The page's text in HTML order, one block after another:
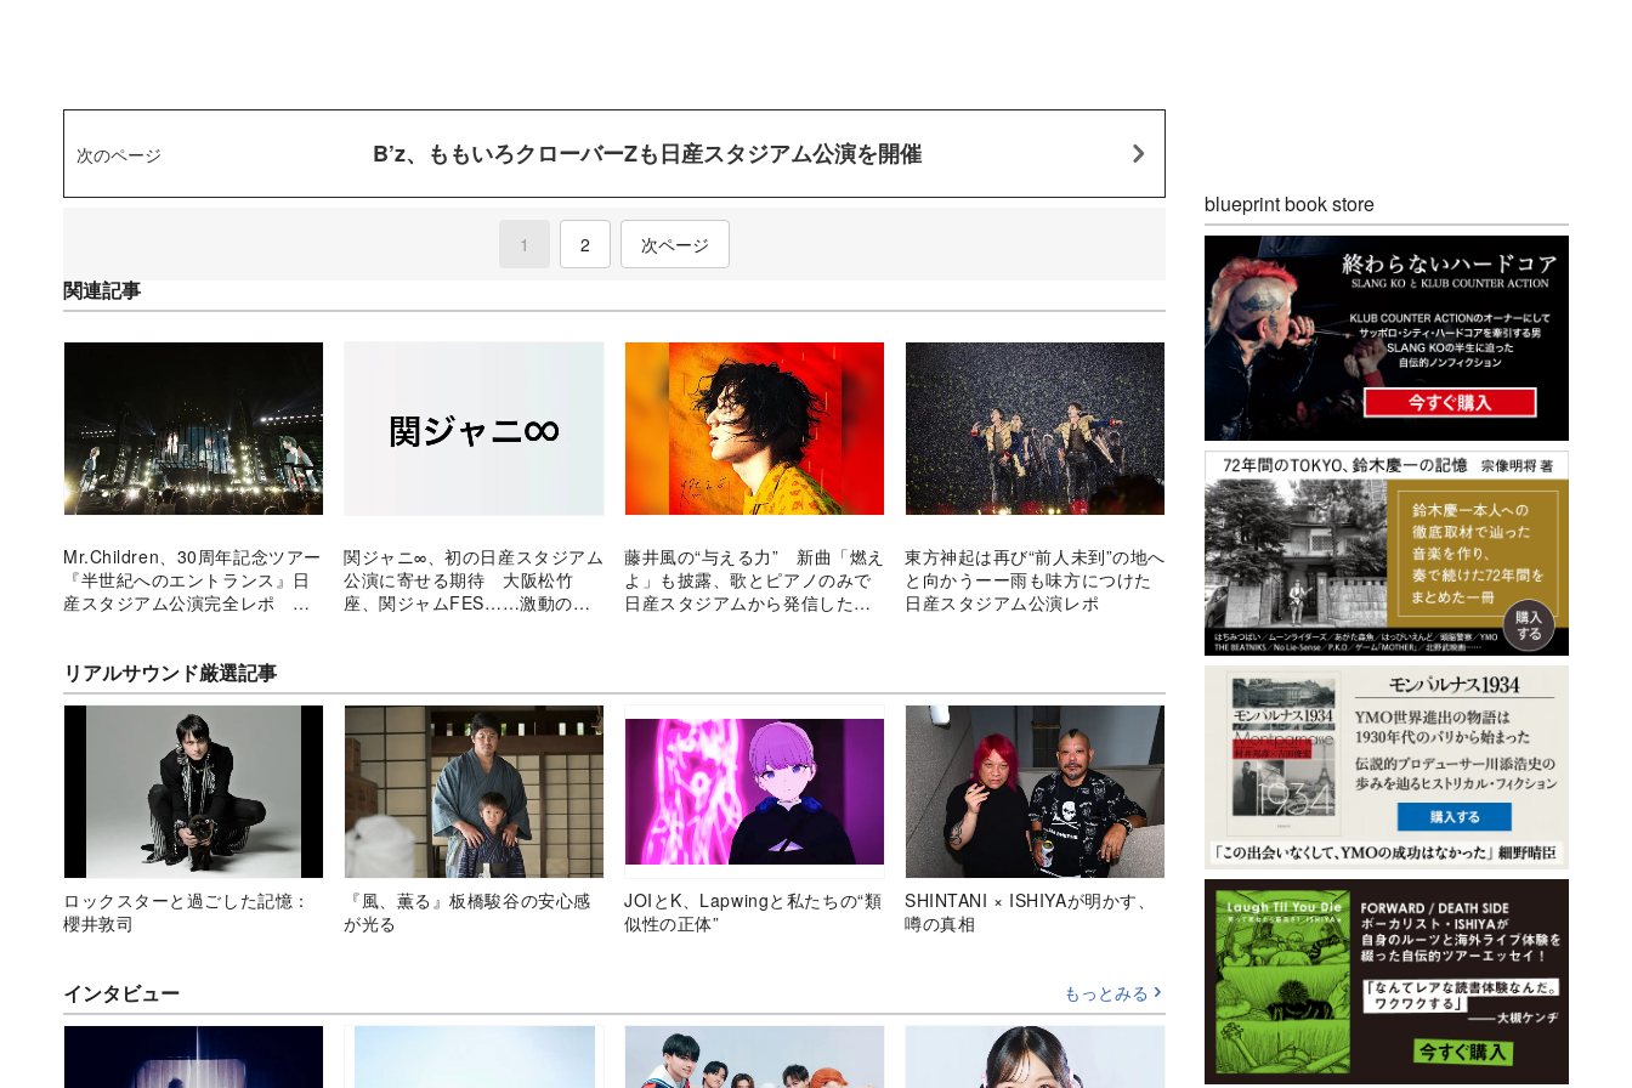
次のページ B’z、ももいろクローバーZも日産スタジアム公演を開催
1 (current)
2 次ページ
関連記事
Mr.Children、30周年記念ツアー
『半世紀へのエントランス』日
産スタジアム公演完全レポ 彼
関ジャニ∞、初の日産スタジアム
公演に寄せる期待 大阪松竹
座、関ジャムFES……激動のラ
藤井風の“与える力” 新曲「燃え
よ」も披露、歌とピアノのみで
日産スタジアムから発信した世
東方神起は再び“前人未到”の地へ
と向かうーー雨も味方につけた
日産スタジアム公演レポ
リアルサウンド厳選記事
ロックスターと過ごした記憶：
櫻井敦司
『風、薫る』板橋駿谷の安心感
が光る
JOIとK、Lapwingと私たちの“類
似性の正体”
SHINTANI × ISHIYAが明かす、
噂の真相
インタビュー もっとみる
blueprint book store